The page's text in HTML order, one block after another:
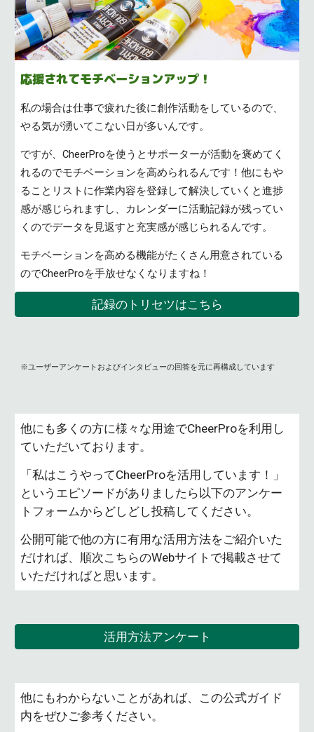
応援されてモチベーションアップ！
私の場合は仕事で疲れた後に創作活動をしているので、
やる気が湧いてこない日が多いんです。
ですが、CheerProを使うとサポーターが活動を褒めてく
れるのでモチベーションを高められるんです！他にもや
ることリストに作業内容を登録して解決していくと進捗
感が感じられますし、カレンダーに活動記録が残ってい
くのでデータを見返すと充実感が感じられるんです。
モチベーションを高める機能がたくさん用意されている
のでCheerProを手放せなくなりますね！
記録のトリセツはこちら
※ユーザーアンケートおよびインタビューの回答を元に再構成しています
他にも多くの方に様々な用途でCheerProを利用し
ていただいております。
「私はこうやってCheerProを活用しています！」
というエピソードがありましたら以下のアンケー
トフォームからどしどし投稿してください。
公開可能で他の方に有用な活用方法をご紹介いた
だければ、順次こちらのWebサイトで掲載させて
いただければと思います。
活用方法アンケート
他にもわからないことがあれば、この公式ガイド
内をぜひご参考ください。